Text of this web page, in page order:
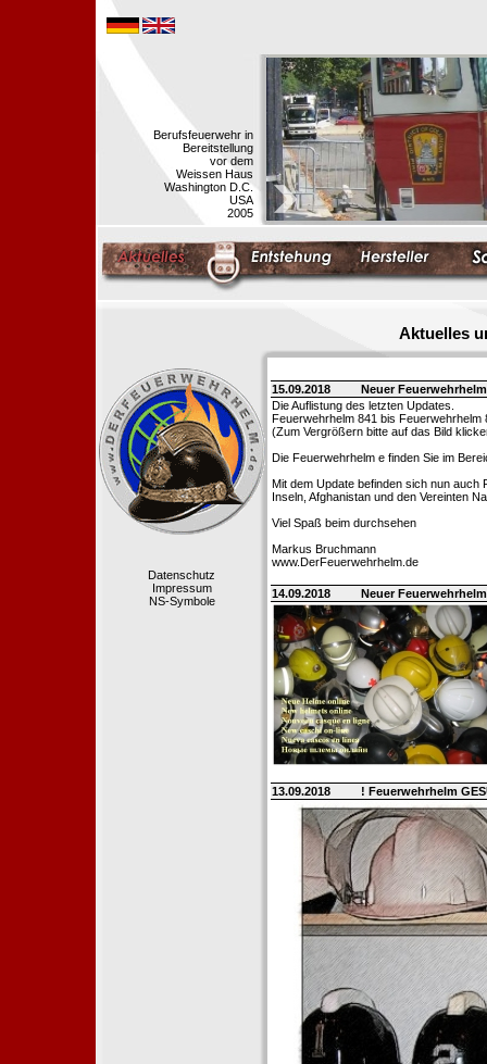
Berufsfeuerwehr in
Bereitstellung
vor dem
Weissen Haus
Washington D.C.
USA
2005
Aktuelles
Datenschutz
Impressum
NS-Symbole
15.09.2018
Neuer
Die Auflistung des letzten Updates.
Feuerwehrhelm 841 bis Feuerwehrhelm
(Zum Vergrößern bitte auf das Bild
Die Feuerwehrhelm e finden Sie im
Mit dem Update befinden sich nun auch
Inseln, Afghanistan und den Vereinten
Viel Spaß beim durchsehen
Markus Bruchmann
www.DerFeuerwehrhelm.de
14.09.2018 Neuer
13.09.2018 ! Feuerwehrhelm